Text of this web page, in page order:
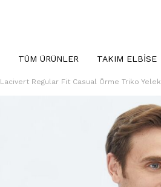
TÜM ÜRÜNLER TAKIM ELBISE
Lacivert Regular Fit Casual Örme Triko Yelek